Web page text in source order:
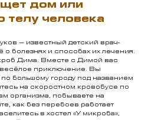
дом или
телу человека
– известный детский врач-
о болезнях и способах их лечения.
Дима. Вместе с Димой вас
приключение. Вы
большому городу под названием
на скоростном кровобусе по
организма, побываете на
как без перебоев работает
в хостел «У микроба»,